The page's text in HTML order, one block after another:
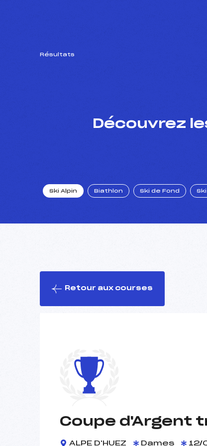
Résultats
Découvrez
Ski Alpin Biathlon Ski de Fond
Retour aux courses
Coupe d'Argent
ALPE D'HUEZ Dames 12/